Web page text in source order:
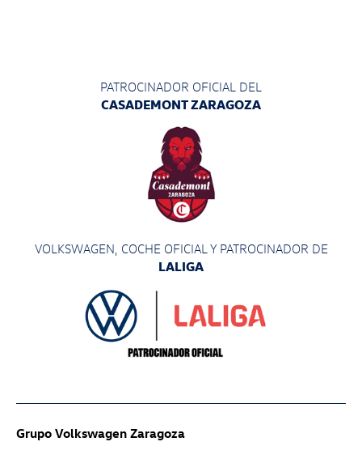
PATROCINADOR OFICIAL DEL
CASADEMONT ZARAGOZA
VOLKSWAGEN, COCHE OFICIAL Y PATROCINADOR DE
LALIGA
Grupo Volkswagen Zaragoza